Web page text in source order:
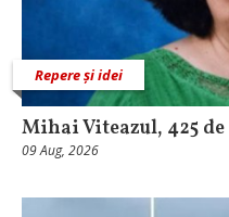
Repere și idei
Mihai Viteazul, 425
09 Aug, 2026